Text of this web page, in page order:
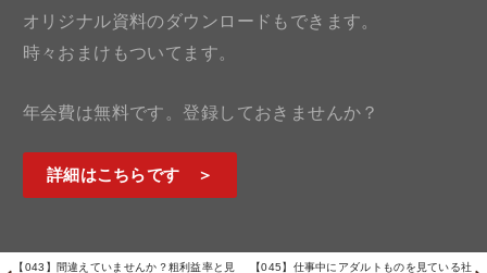
オリジナル資料のダウンロードもできます。
時々おまけもついてます。
年会費は無料です。登録しておきませんか？
詳細はこちらです ＞
【045】仕事中にアダルトものを見ている社
【043】間違えていませんか？粗利益率と見